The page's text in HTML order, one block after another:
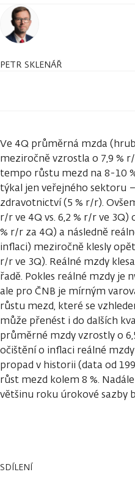
PETR SKLENÁŘ
Ve 4Q průměrná mzda
meziročně vzrostla o 7,9 %
tempo růstu mezd na 8-10
týkal jen veřejného sektoru
zdravotnictví (5 % r/r).
r/r ve 4Q vs. 6,2 % r/r ve 3Q)
% r/r za 4Q) a následně
inflaci) meziročně klesly
r/r ve 3Q). Reálné mzdy
řadě. Pokles reálné mzdy
ale pro ČNB je mírným
růstu mezd, které se
může přenést i do dalších
průměrné mzdy vzrostly o
očištění o inflaci reálné
propad v historii (data od
růst mezd kolem 8 %.
většinu roku úrokové sazby
SDÍLENÍ